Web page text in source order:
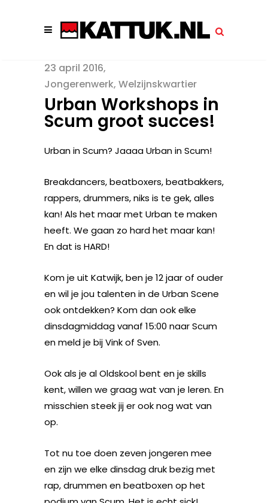
23 april 2016
Jongerenwerk, Welzijnskwartier
Urban Workshops in
Scum groot succes!
Urban in Scum? Jaaaa Urban in Scum!
Breakdancers, beatboxers, beatbakkers,
rappers, drummers, niks is te gek, alles
kan! Als het maar met Urban te maken
heeft. We gaan zo hard het maar kan!
En dat is HARD!
Kom je uit Katwijk, ben je 12 jaar of ouder
en wil je jou talenten in de Urban Scene
ook ontdekken? Kom dan ook elke
dinsdagmiddag vanaf 15:00 naar Scum
en meld je bij Vink of Sven.
Ook als je al Oldskool bent en je skills
kent, willen we graag wat van je leren. En
misschien steek jij er ook nog wat van
op.
Tot nu toe doen zeven jongeren mee
en zijn we elke dinsdag druk bezig met
rap, drummen en beatboxen op het